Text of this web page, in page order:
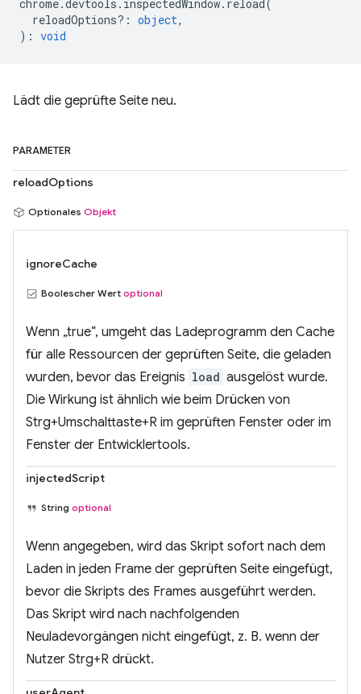
chrome.devtools . inspectedWindow. reload (
reloadOptions? : object,
) : void
Lädt die geprüfte Seite neu.
PARAMETER
reloadOptions
Optionales Objekt
ignoreCache
Boolescher Wert optional
Wenn „true“, umgeht das Ladeprogramm den Cache
für alle Ressourcen der geprüften Seite, die geladen
wurden, bevor das Ereignis load ausgelöst wurde.
Die Wirkung ist ähnlich wie beim Drücken von
Strg+Umschalttaste+R im geprüften Fenster oder im
Fenster der Entwicklertools.
injectedScript
String optional
Wenn angegeben, wird das Skript sofort nach dem
Laden in jeden Frame der geprüften Seite eingefügt,
bevor die Skripts des Frames ausgeführt werden.
Das Skript wird nach nachfolgenden
Neuladevorgängen nicht eingefügt, z. B. wenn der
Nutzer Strg+R drückt.